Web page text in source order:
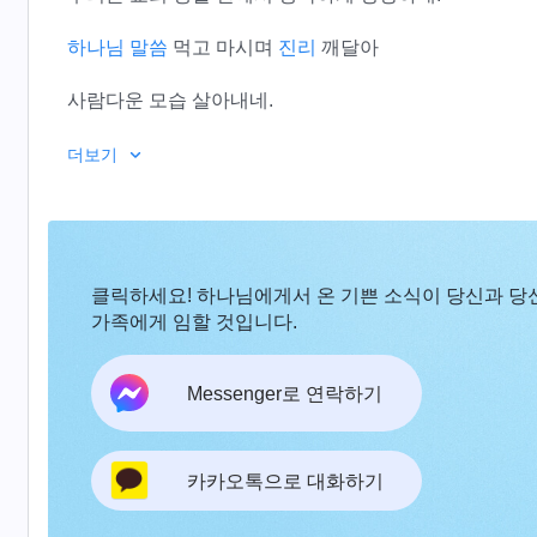
하나님 말씀 먹고 마시며 진리 깨달아
사람다운 모습 살아내네.
하나님 말씀은 인생의 방향을 가리켜 주네.
본분 잘 이행해 하나님의 칭찬 받을 것이네.
하나님을 믿음에 있어서 가장 큰 복은
많은 진리를 깨달은 것이네.
더보기
클릭하세요! 하나님에게서 온 기쁜 소식이 당신과 당
가족에게 임할 것입니다.
Messenger로 연락하기
카카오톡으로 대화하기